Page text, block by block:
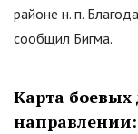
районе н. п.
сообщил Бигма.
Карта